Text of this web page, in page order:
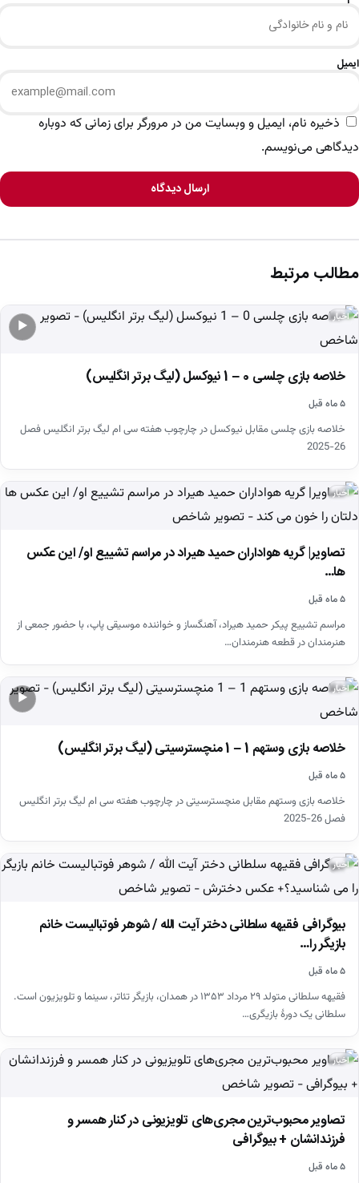
ایمیل
ذخیره نام، ایمیل و وبسایت من در مرورگر برای زمانی که دوباره
دیدگاهی می‌نویسم.
ارسال دیدگاه
مطالب مرتبط
▶
اخبار
خلاصه بازی چلسی 0 – 1 نیوکسل (لیگ برتر انگلیس)
۵ ماه قبل
خلاصه بازی چلسی مقابل نیوکسل در چارچوب هفته سی ام لیگ برتر انگلیس فصل
26-2025
اخبار
تصاویر| گریه هواداران حمید هیراد در مراسم تشییع او/ این عکس
ها…
۵ ماه قبل
مراسم تشییع پیکر حمید هیراد، آهنگساز و خواننده موسیقی پاپ، با حضور جمعی از
هنرمندان در قطعه هنرمندان…
▶
اخبار
خلاصه بازی وستهم 1 – 1 منچسترسیتی (لیگ برتر انگلیس)
۵ ماه قبل
خلاصه بازی وستهم مقابل منچسترسیتی در چارچوب هفته سی ام لیگ برتر انگلیس
فصل 26-2025
اخبار
بیوگرافی فقیهه سلطانی دختر آیت الله / شوهر فوتبالیست خانم
بازیگر را…
۵ ماه قبل
فقیهه سلطانی متولد ۲۹ مرداد ۱۳۵۳ در همدان، بازیگر تئاتر، سینما و تلویزیون است.
سلطانی یک دورهٔ بازیگری…
اخبار
تصاویر محبوب‌ترین مجری‌های تلویزیونی در کنار همسر و
فرزندانشان + بیوگرافی
۵ ماه قبل